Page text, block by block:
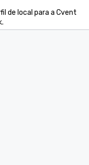
de local para a Cvent